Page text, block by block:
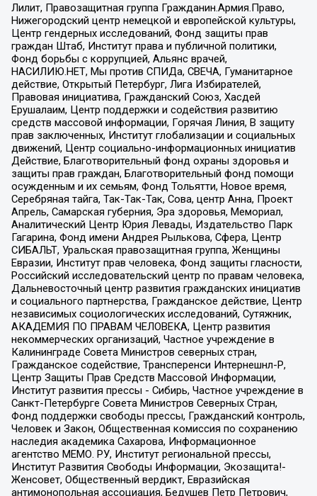
Лилит, Правозащитная группа Гражданин.Армия.Право,
Нижегородский центр немецкой и европейской культуры,
Центр гендерных исследований, Фонд защиты прав
граждан Штаб, Институт права и публичной политики,
Фонд борьбы с коррупцией, Альянс врачей,
НАСИЛИЮ.НЕТ, Мы против СПИДа, СВЕЧА, Гуманитарное
действие, Открытый Петербург, Лига Избирателей,
Правовая инициатива, Гражданский Союз, Хасдей
Ерушалаим, Центр поддержки и содействия развитию
средств массовой информации, Горячая Линия, В защиту
прав заключенных, Институт глобализации и социальных
движений, Центр социально-информационных инициатив
Действие, Благотворительный фонд охраны здоровья и
защиты прав граждан, Благотворительный фонд помощи
осужденным и их семьям, Фонд Тольятти, Новое время,
Серебряная тайга, Так-Так-Так, Сова, центр Анна, Проект
Апрель, Самарская губерния, Эра здоровья, Мемориал,
Аналитический Центр Юрия Левады, Издательство Парк
Гагарина, Фонд имени Андрея Рылькова, Сфера, Центр
СИБАЛЬТ, Уральская правозащитная группа, Женщины
Евразии, Институт прав человека, Фонд защиты гласности,
Российский исследовательский центр по правам человека,
Дальневосточный центр развития гражданских инициатив
и социального партнерства, Гражданское действие, Центр
независимых социологических исследований, Сутяжник,
АКАДЕМИЯ ПО ПРАВАМ ЧЕЛОВЕКА, Центр развития
некоммерческих организаций, Частное учреждение в
Калининграде Совета Министров северных стран,
Гражданское содействие, Трансперенси Интернешнл-Р,
Центр Защиты Прав Средств Массовой Информации,
Институт развития прессы - Сибирь, Частное учреждение в
Санкт-Петербурге Совета Министров Северных Стран,
Фонд поддержки свободы прессы, Гражданский контроль,
Человек и Закон, Общественная комиссия по сохранению
наследия академика Сахарова, Информационное
агентство МЕМО. РУ, Институт региональной прессы,
Институт Развития Свободы Информации, Экозащита!-
Женсовет, Общественный вердикт, Евразийская
антимонопольная ассоциация, Бедушев Петр Петрович,